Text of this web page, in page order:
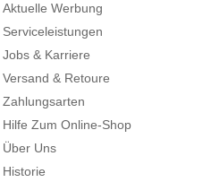
Aktuelle Werbung
Serviceleistungen
Jobs & Karriere
Versand & Retoure
Zahlungsarten
Hilfe Zum Online-Shop
Über Uns
Historie